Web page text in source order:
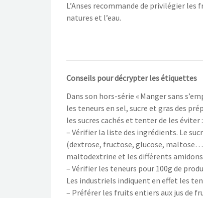
L’Anses recommande de privilégier
natures et l’eau.
Conseils pour décrypter les étiquettes
Dans son hors-série « Manger sans
les teneurs en sel, sucre et gras des
les sucres cachés et tenter de les éviter :
– Vérifier la liste des ingrédients. Le
(dextrose, fructose, glucose,
maltodextrine et les différents amidons
– Vérifier les teneurs pour 100g de
Les industriels indiquent en effet les
– Préférer les fruits entiers aux jus de